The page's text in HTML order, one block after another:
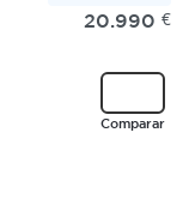
20.990 €
Comparar